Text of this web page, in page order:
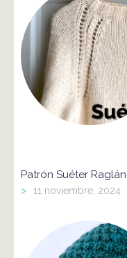
Patrón Suéter
> 11 noviembre, 2024